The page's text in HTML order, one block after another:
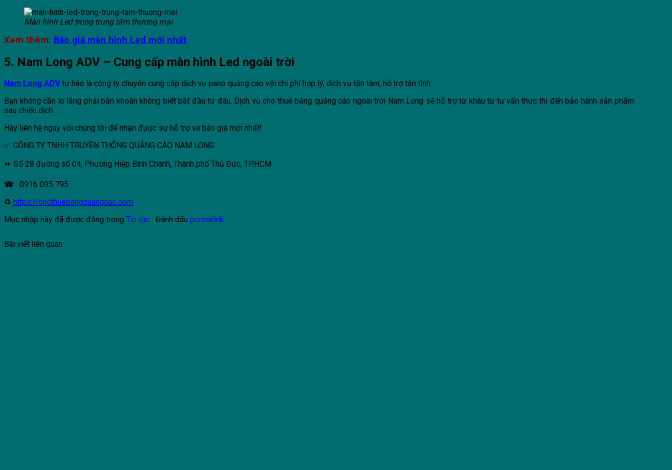
Màn hình Led trong trung tâm thương mại
Xem thêm: Báo giá màn hình Led mới nhất
5. Nam Long ADV – Cung cấp màn hình Led ngoài trời
Nam Long ADVtự hào là công ty chuyên cung cấp dịch vụ pano quảng cáo với chi phí hợp lý, dịch vụ tận tâm, hỗ trợ tận tình.
Bạn không cần lo lắng phải băn khoăn không biết bắt đầu từ đâu. Dịch vụ cho thuê bảng quảng cáo ngoài trời Nam Long sẽ hỗ trợ từ khâu từ tư vấn thực thi đến bảo hành sản phẩm
sau chiến dịch.
Hãy liên hệ ngay với chúng tôi để nhận được sự hỗ trợ và báo giá mới nhất!
✅ CÔNG TY TNHH TRUYỀN THÔNG QUẢNG CÁO NAM LONG
⏩ Số 28 đường số 04, Phường Hiệp Bình Chánh, Thành phố Thủ Đức, TP.HCM
☎ : 0916 095 795
♻ https://chothuebangquangcao.com
Mục nhập này đã được đăng trong Tin tức . Đánh dấu permalink .
Bài viết liên quan